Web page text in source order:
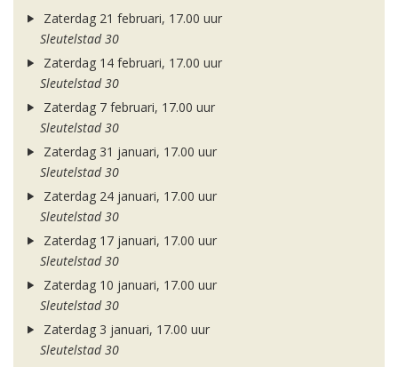
Zaterdag 21 februari, 17.00 uur
Sleutelstad 30
Zaterdag 14 februari, 17.00 uur
Sleutelstad 30
Zaterdag 7 februari, 17.00 uur
Sleutelstad 30
Zaterdag 31 januari, 17.00 uur
Sleutelstad 30
Zaterdag 24 januari, 17.00 uur
Sleutelstad 30
Zaterdag 17 januari, 17.00 uur
Sleutelstad 30
Zaterdag 10 januari, 17.00 uur
Sleutelstad 30
Zaterdag 3 januari, 17.00 uur
Sleutelstad 30